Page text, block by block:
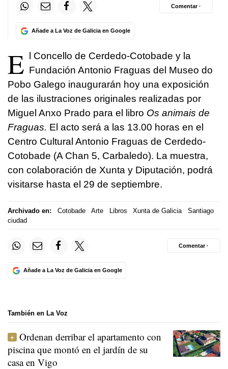
Añade a La Voz de Galicia en Google
Comentar ·
E
l Concello de Cerdedo-Cotobade y la
Fundación Antonio Fraguas del Museo do
Pobo Galego inaugurarán hoy una exposición
de las ilustraciones originales realizadas por
Miguel Anxo Prado para el libro Os animais de
Fraguas. El acto será a las 13.00 horas en el
Centro Cultural Antonio Fraguas de Cerdedo-
Cotobade (A Chan 5, Carbaledo). La muestra,
con colaboración de Xunta y Diputación, podrá
visitarse hasta el 29 de septiembre.
Archivado en: Cotobade Arte Libros Xunta de Galicia
Santiago
ciudad
Añade a La Voz de Galicia en Google
Comentar ·
También en La Voz
Ordenan derribar el apartamento con
piscina que montó en el jardín de su
casa en Vigo